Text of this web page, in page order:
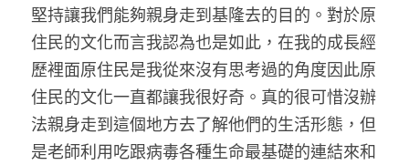
堅持讓我們能夠親身走到基隆去的目的。對於原
住民的文化而言我認為也是如此，在我的成長經
歷裡面原住民是我從來沒有思考過的角度因此原
住民的文化一直都讓我很好奇。真的很可惜沒辦
法親身走到這個地方去了解他們的生活形態，但
是老師利用吃跟病毒各種生命最基礎的連結來和